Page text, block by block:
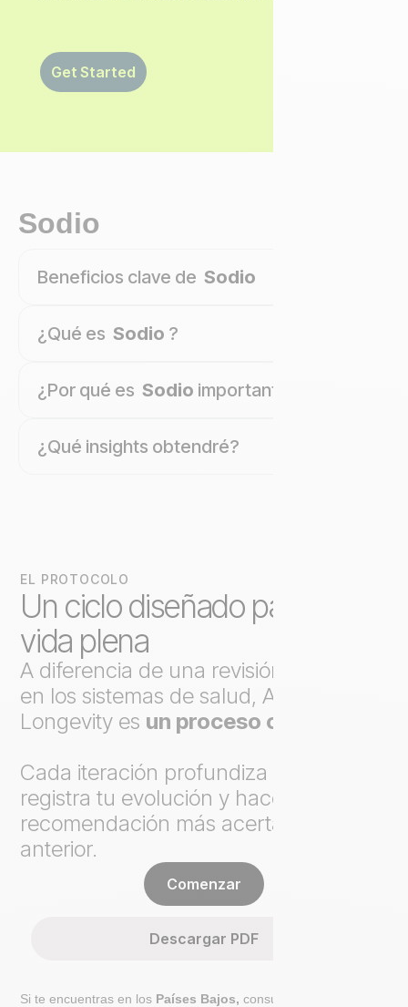
Get Started
Sodio
Beneficios clave de Sodio
¿Qué es Sodio ?
¿Por qué es Sodio importante?
¿Qué insights obtendré?
EL PROTOCOLO
Un ciclo diseñado para una
vida plena
A diferencia de una revisión puntual
en los sistemas de salud, Axo
Longevity es un proceso continuo
Cada iteración profundiza el análisis,
registra tu evolución y hace cada
recomendación más acertada que la
anterior.
Comenzar
Descargar PDF
Si te encuentras en los Países Bajos, consulta el paso